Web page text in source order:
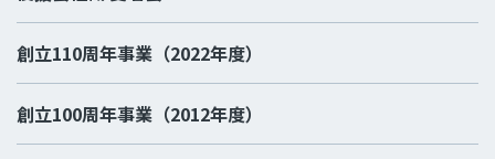
創立110周年事業（2022年度）
創立100周年事業（2012年度）